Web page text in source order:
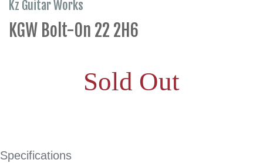
Kz Guitar Works
KGW Bolt-On 22 2H6
Sold Out
Specifications